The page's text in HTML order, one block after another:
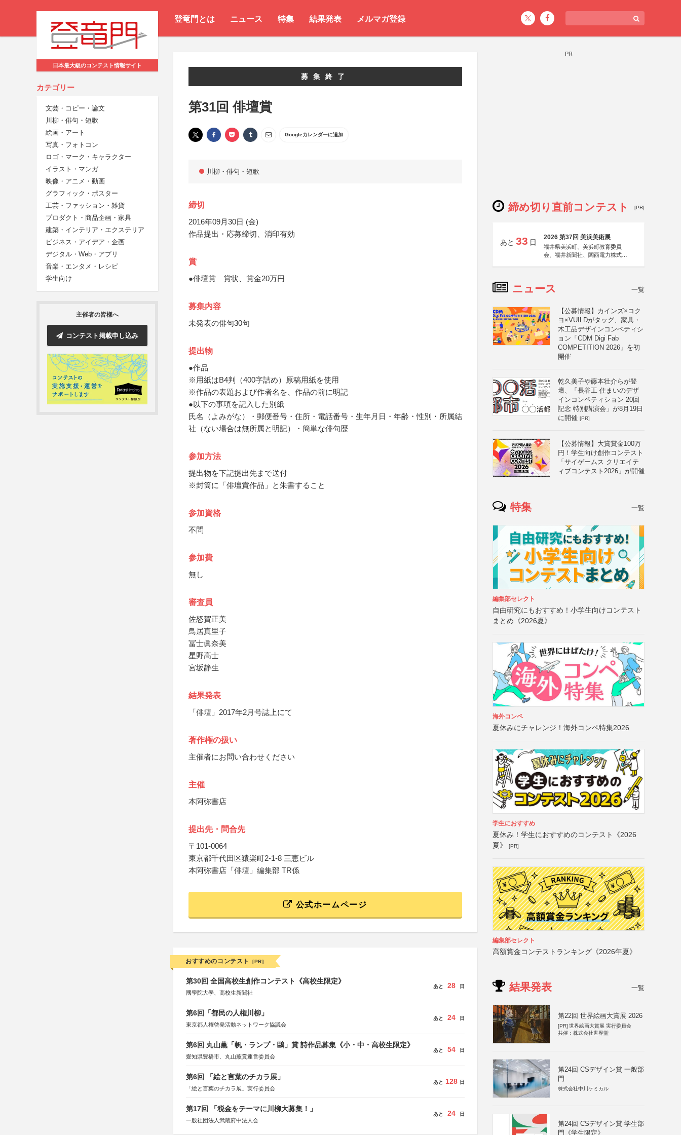
登竜門とは ニュース 特集 結果発表 メルマガ登録
日本最大級のコンテスト情報サイト
カテゴリー
文芸・コピー・論文
川柳・俳句・短歌
絵画・アート
写真・フォトコン
ロゴ・マーク・キャラクター
イラスト・マンガ
映像・アニメ・動画
グラフィック・ポスター
工芸・ファッション・雑貨
プロダクト・商品企画・家具
建築・インテリア・エクステリア
ビジネス・アイデア・企画
デジタル・Web・アプリ
音楽・エンタメ・レシピ
学生向け
主催者の皆様へ
コンテスト掲載申し込み
募集終了
第31回 俳壇賞
Googleカレンダーに追加
川柳・俳句・短歌
締切
2016年09月30日 (金)
作品提出・応募締切、消印有効
賞
●俳壇賞 賞状、賞金20万円
募集内容
未発表の俳句30句
提出物
●作品
※用紙はB4判（400字詰め）原稿用紙を使用
※作品の表題および作者名を、作品の前に明記
●以下の事項を記入した別紙
氏名（よみがな）・郵便番号・住所・電話番号・生年月日・年齢・性別・所属結
社（ない場合は無所属と明記）・簡単な俳句歴
参加方法
提出物を下記提出先まで送付
※封筒に「俳壇賞作品」と朱書すること
参加資格
不問
参加費
無し
審査員
佐怒賀正美
鳥居真里子
冨士眞奈美
星野高士
宮坂静生
結果発表
「俳壇」2017年2月号誌上にて
著作権の扱い
主催者にお問い合わせください
主催
本阿弥書店
提出先・問合先
〒101-0064
東京都千代田区猿楽町2-1-8 三恵ビル
本阿弥書店「俳壇」編集部 TR係
公式ホームページ
おすすめのコンテスト [PR]
第30回 全国高校生創作コンテスト《高校生限定》
國學院大學、高校生新聞社
あと 28 日
第6回「都民の人権川柳」
東京都人権啓発活動ネットワーク協議会
あと 24 日
第6回 丸山薫「帆・ランプ・鷗」賞 詩作品募集《小・中・高校生限定》
愛知県豊橋市、丸山薫賞運営委員会
あと 54 日
第6回 「絵と言葉のチカラ展」
「絵と言葉のチカラ展」実行委員会
あと 128 日
第17回 「税金をテーマに川柳大募集！」
一般社団法人武蔵府中法人会
あと 24 日
PR
締め切り直前コンテスト [PR]
あと 33 日
2026 第37回 美浜美術展
福井県美浜町、美浜町教育委員
会、福井新聞社、関西電力株式会
ニュース 一覧
【公募情報】カインズ×コク
ヨ×VUILDがタッグ、家具・
木工品デザインコンペティシ
ョン「CDM Digi Fab
COMPETITION 2026」を初
開催
乾久美子や藤本壮介らが登
壇、「長谷工 住まいのデザ
インコンペティション 20回
記念 特別講演会」が8月19日
に開催 [PR]
【公募情報】大賞賞金100万
円！学生向け創作コンテスト
「サイゲームス クリエイテ
ィブコンテスト2026」が開催
特集 一覧
編集部セレクト
自由研究にもおすすめ！小学生向けコンテスト
まとめ《2026夏》
海外コンペ
夏休みにチャレンジ！海外コンペ特集2026
学生におすすめ
夏休み！学生におすすめのコンテスト《2026
夏》
[PR]
編集部セレクト
高額賞金コンテストランキング《2026年夏》
結果発表 一覧
第22回 世界絵画大賞展 2026
[PR] 世界絵画大賞展 実行委員会
共催：株式会社世界堂
第24回 CSデザイン賞 一般部
門
株式会社中川ケミカル
第24回 CSデザイン賞 学生部
門《学生限定》